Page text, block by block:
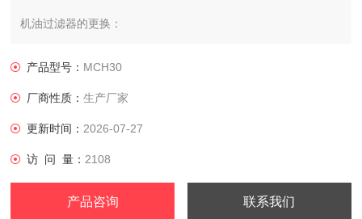
机油过滤器的更换：
产品型号： MCH30
厂商性质：生产厂家
更新时间： 2026-07-27
访 问 量： 2108
产品咨询 联系我们